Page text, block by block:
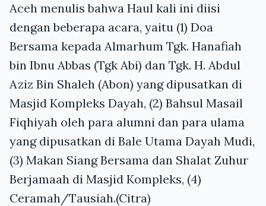
Aceh menulis bahwa Haul kali ini diisi
dengan beberapa acara, yaitu (1) Doa
Bersama kepada Almarhum Tgk. Hanafiah
bin Ibnu Abbas (Tgk Abi) dan Tgk. H. Abdul
Aziz Bin Shaleh (Abon) yang dipusatkan di
Masjid Kompleks Dayah, (2) Bahsul Masail
Fiqhiyah oleh para alumni dan para ulama
yang dipusatkan di Bale Utama Dayah Mudi,
(3) Makan Siang Bersama dan Shalat Zuhur
Berjamaah di Masjid Kompleks, (4)
Ceramah/Tausiah.(Citra)